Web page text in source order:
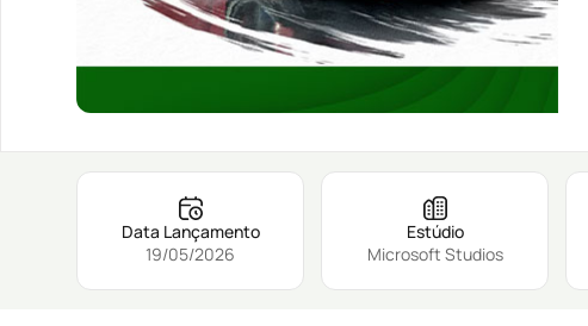
Data Lançamento
19/05/2026
Estúdio
Microsoft Studios